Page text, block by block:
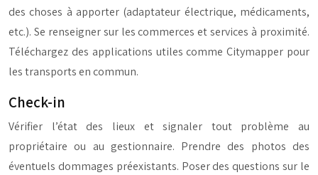
des choses à apporter (adaptateur électrique, médicaments,
etc.). Se renseigner sur les commerces et services à proximité.
Téléchargez des applications utiles comme Citymapper pour
les transports en commun.
Check-in
Vérifier l’état des lieux et signaler tout problème au
propriétaire ou au gestionnaire. Prendre des photos des
éventuels dommages préexistants. Poser des questions sur le